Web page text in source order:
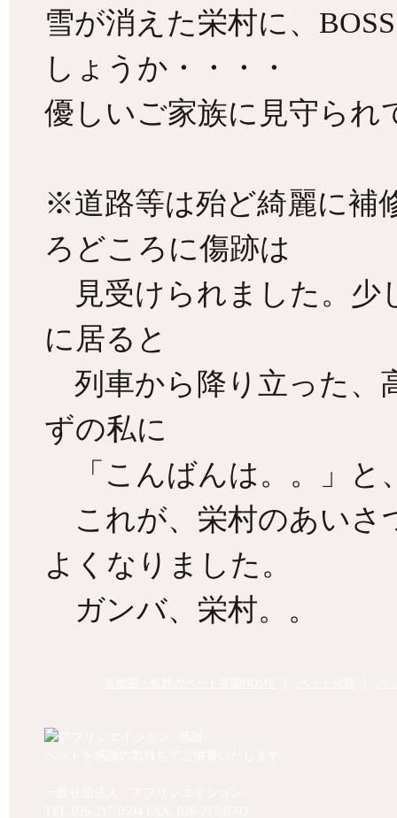
雪が消えた栄村に、
しょうか・・・・
優しいご家族に見守られ
※道路等は殆ど綺麗に補
ろどころに傷跡は
見受けられました。少
に居ると
列車から降り立った、
ずの私に
「こんばんは。。」と
これが、栄村のあいさ
よくなりました。
ガンバ、栄村。。